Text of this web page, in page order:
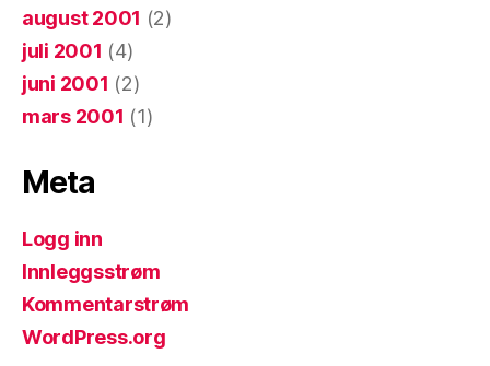
august 2001 (2)
juli 2001 (4)
juni 2001 (2)
mars 2001 (1)
Meta
Logg inn
Innleggsstrøm
Kommentarstrøm
WordPress.org